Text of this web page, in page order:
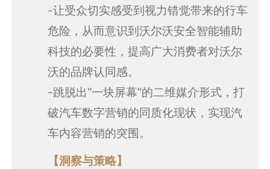
-让受众切实感受到视力错觉带来的行车
危险，从而意识到沃尔沃安全智能辅助
科技的必要性，提高广大消费者对沃尔
沃的品牌认同感。
-跳脱出“一块屏幕”的二维媒介形式，打
破汽车数字营销的同质化现状，实现汽
车内容营销的突围。
【洞察与策略】